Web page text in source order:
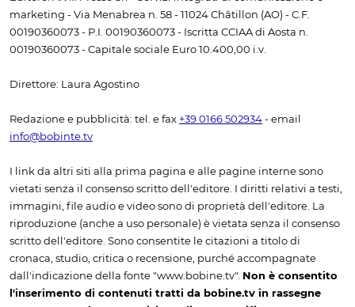
marketing - Via Menabrea n. 58 - 11024 Châtillon (AO) - C.F.
00190360073 - P.I. 00190360073 - Iscritta CCIAA di Aosta n.
00190360073 - Capitale sociale Euro 10.400,00 i.v.
Direttore: Laura Agostino
Redazione e pubblicità: tel. e fax +39 0166 502934 - email
info@bobinte.tv
I link da altri siti alla prima pagina e alle pagine interne sono
vietati senza il consenso scritto dell'editore. I diritti relativi a testi,
immagini, file audio e video sono di proprietà dell'editore. La
riproduzione (anche a uso personale) è vietata senza il consenso
scritto dell'editore. Sono consentite le citazioni a titolo di
cronaca, studio, critica o recensione, purché accompagnate
dall'indicazione della fonte "www.bobine.tv". Non è consentito
l'inserimento di contenuti tratti da bobine.tv in rassegne